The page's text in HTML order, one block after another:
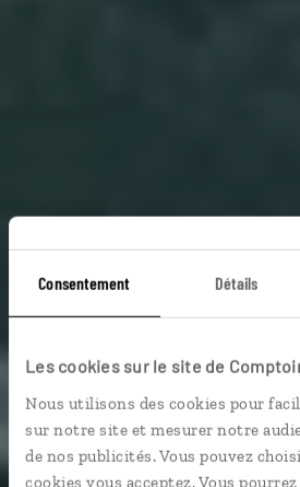
Consentement Détails
Les cookies sur le site de
Nous utilisons des cookies pour
sur notre site et mesurer notre
de nos publicités. Vous pouvez
cookies vous acceptez. Vous
Icônes et
d’Europe
Circuit autotour en Allemagne,
République